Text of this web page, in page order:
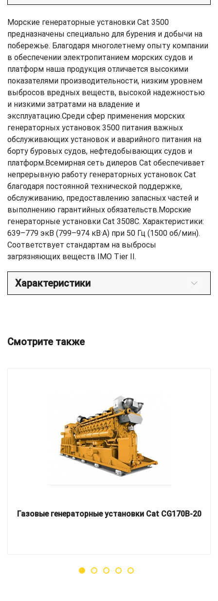
Морские генераторные установки Cat 3500
предназначены специально для бурения и добычи на
побережье. Благодаря многолетнему опыту компании
в обеспечении электропитанием морских судов и
платформ наша продукция отличается высокими
показателями производительности, низким уровнем
выбросов вредных веществ, высокой надежностью
и низкими затратами на владение и
эксплуатацию.Среди сфер применения морских
генераторных установок 3500 питания важных
обслуживающих установок и аварийного питания на
борту буровых судов, нефтедобывающих судов и
платформ.Всемирная сеть дилеров Cat обеспечивает
непрерывную работу генераторных установок Cat
благодаря постоянной технической поддержке,
обслуживанию, предоставлению запасных частей и
выполнению гарантийных обязательств.Морские
генераторные установки Cat 3508C. Характеристики:
639–779 экВ (799–974 кВ·А) при 50 Гц (1500 об/мин).
Соответствует стандартам на выбросы
загрязняющих веществ IMO Tier II.
Характеристики
Смотрите также
Газовые генераторные установки Cat CG170B-20